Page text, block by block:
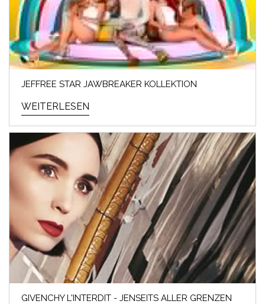
JEFFREE STAR JAWBREAKER KOLLEKTION
WEITERLESEN
GIVENCHY L'INTERDIT - JENSEITS ALLER GRENZEN